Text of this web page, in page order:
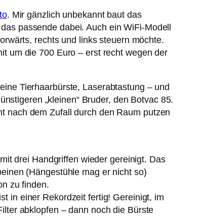
. Mir gänzlich unbekannt baut das
passende dabei. Auch ein WiFi-Modell
rechts und links steuern möchte.
um die 700 Euro – erst recht wegen der
Tierhaarbürste, Laserabtastung – und
„kleinen“ Bruder, den Botvac 85.
nach dem Zufall durch den Raum putzen
drei Handgriffen wieder gereinigt. Das
(Hängestühle mag er nicht so)
zu finden.
in einer Rekordzeit fertig! Gereinigt, im
abklopfen – dann noch die Bürste